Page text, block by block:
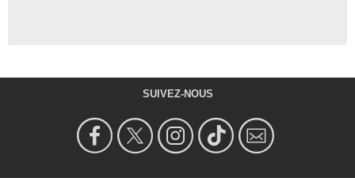
SUIVEZ-NOUS